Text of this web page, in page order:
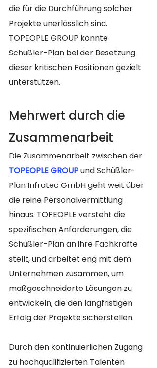
die für die Durchführung solcher
Projekte unerlässlich sind.
TOPEOPLE GROUP konnte
Schüßler-Plan bei der Besetzung
dieser kritischen Positionen gezielt
unterstützen.
Mehrwert durch die
Zusammenarbeit
Die Zusammenarbeit zwischen der
TOPEOPLE GROUP und Schüßler-
Plan Infratec GmbH geht weit über
die reine Personalvermittlung
hinaus. TOPEOPLE versteht die
spezifischen Anforderungen, die
Schüßler-Plan an ihre Fachkräfte
stellt, und arbeitet eng mit dem
Unternehmen zusammen, um
maßgeschneiderte Lösungen zu
entwickeln, die den langfristigen
Erfolg der Projekte sicherstellen.
Durch den kontinuierlichen Zugang
zu hochqualifizierten Talenten